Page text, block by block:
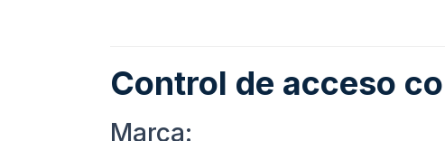
Control de acceso
Marca: